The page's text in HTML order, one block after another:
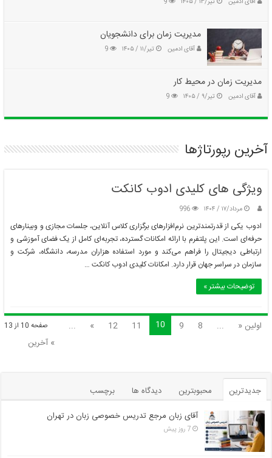
مدیریت زمان برای دانشجویان
آقای ادمین تیر/۱۱ / ۱۴۰۵ 9
مدیریت زمان در محیط کار
آقای ادمین تیر/۹ / ۱۴۰۵ 9
آخرین رپورتاژها
ویژگی های کلیدی ادوب کانکت
مرداد/۱۷ / ۱۴۰۴ 996
ادوب یکی از قدرتمندترین نرم‌افزارهای برگزاری کلاس آنلاین، جلسات مجازی و وبینارهای
حرفه‌ای است. این پلتفرم با ارائه امکانات گسترده، تجربه‌ای کامل از یک فضای آموزشی و
ارتباطی دیجیتال را فراهم می‌کند و مورد استفاده‌ هزاران مدرسه، دانشگاه، شرکت و
سازمان در سراسر جهان قرار دارد. امکانات کلیدی ادوب کانکت …
توضیحات بیشتر »
صفحه 10 از 13 اولین « ...
8
9
10
11
12
»
...
» آخرین
جدیدترین محبوبترین دیدگاه ها
برچسب
آقای زبان مرجع تدریس خصوصی زبان در تهران
7 روز پیش